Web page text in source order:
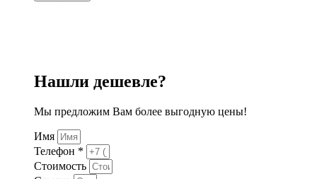
Нашли дешевле?
Мы предложим Вам более выгодную цены!
Имя
Телефон *
Стоимость